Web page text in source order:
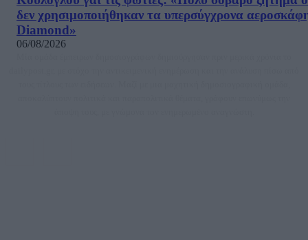
δεν χρησιμοποιήθηκαν τα υπερσύγχρονα
Diamond»
06/08/2026